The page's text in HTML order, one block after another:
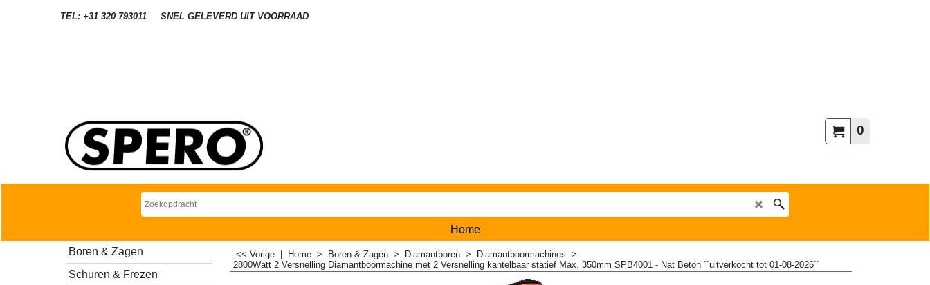
TEL: +31 320 793011 SNEL GELEVERD UIT VOORRAAD
0
Home
Boren & Zagen
Schuren & Frezen
<< Vorige Home > Boren & Zagen > Diamantboren > Diamantboormachines >
2800Watt 2 Versnelling Diamantboormachine met 2 Versnelling kantelbaar statief Max. 350mm SPB4001 - Nat Beton ``uitverkocht tot 01-08-2026``